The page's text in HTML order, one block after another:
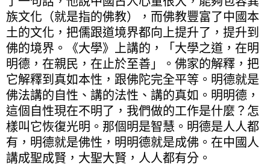
族文化（就是指的佛教），而佛教豐富了中國本
土的文化，把儒跟道境界都向上提升了，提升到
佛的境界。《大學》上講的，「大學之道，在明
明德，在親民，在止於至善」。佛家的解釋，把
它解釋到真如本性，跟佛陀完全平等。明德就是
佛法講的自性、講的法性、講的真如。明明德，
這個自性現在不明了，我們做的工作是什麼？怎
樣叫它恢復光明。那個明是智慧。明德是人人都
有，明德就是佛性，明明德就是成佛。在中國人
講成聖成賢，大聖大賢，人人都有分。